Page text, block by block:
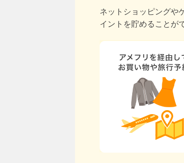
ネットショッピングや
イントを貯めることが